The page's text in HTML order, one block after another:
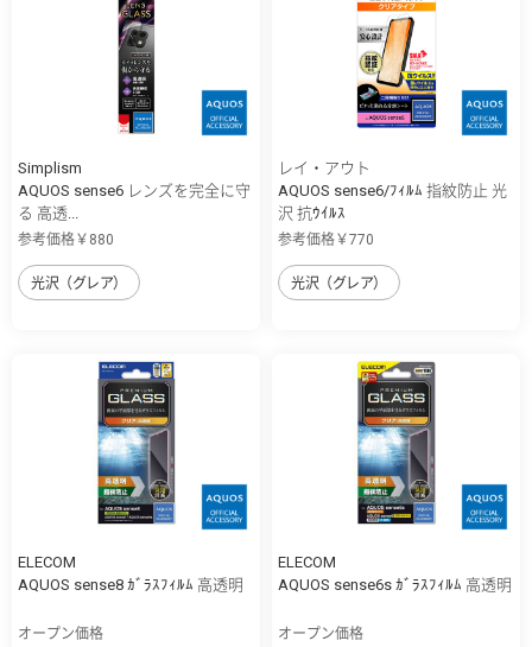
Simplism
AQUOS sense6 レンズを完全に守
る 高透...
参考価格￥880
光沢（グレア）
レイ・アウト
AQUOS sense6/ﾌｨﾙﾑ 指紋防止 光
沢 抗ｳｲﾙｽ
参考価格￥770
光沢（グレア）
ELECOM
AQUOS sense8 ｶﾞﾗｽﾌｨﾙﾑ 高透明
オープン価格
ELECOM
AQUOS sense6s ｶﾞﾗｽﾌｨﾙﾑ 高透明
オープン価格